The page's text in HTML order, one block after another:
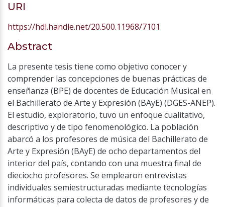
URI
https://hdl.handle.net/20.500.11968/7101
Abstract
La presente tesis tiene como objetivo conocer y
comprender las concepciones de buenas prácticas de
enseñanza (BPE) de docentes de Educación Musical en
el Bachillerato de Arte y Expresión (BAyE) (DGES-ANEP).
El estudio, exploratorio, tuvo un enfoque cualitativo,
descriptivo y de tipo fenomenológico. La población
abarcó a los profesores de música del Bachillerato de
Arte y Expresión (BAyE) de ocho departamentos del
interior del país, contando con una muestra final de
dieciocho profesores. Se emplearon entrevistas
individuales semiestructuradas mediante tecnologías
informáticas para colecta de datos de profesores y de